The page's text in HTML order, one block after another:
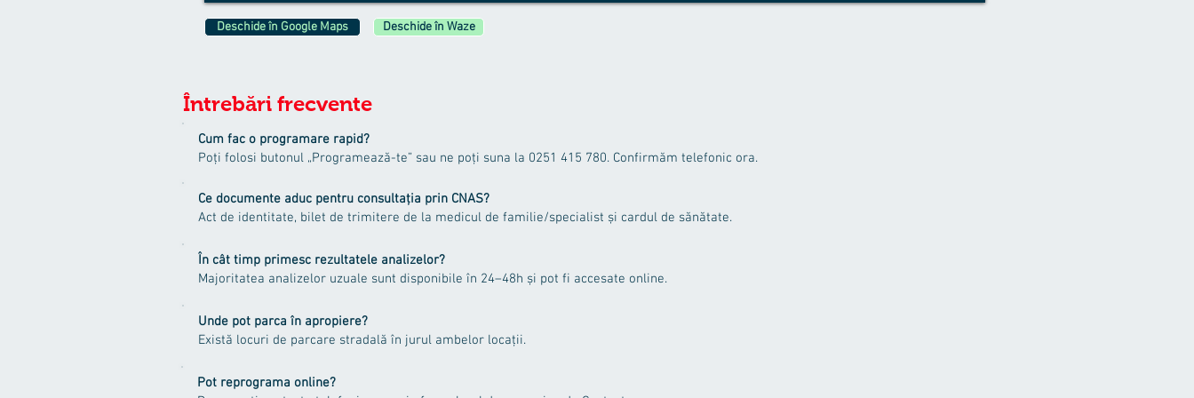
Deschide în Google Maps Deschide în Waze
Întrebări frecvente
Cum fac o programare rapid?
Poți folosi butonul „Programează-te” sau ne poți suna la 0251 415 780. Confirmăm telefonic ora.
Ce documente aduc pentru consultația prin CNAS?
Act de identitate, bilet de trimitere de la medicul de familie/specialist și cardul de sănătate.
În cât timp primesc rezultatele analizelor?
Majoritatea analizelor uzuale sunt disponibile în 24–48h și pot fi accesate online.
Unde pot parca în apropiere?
Există locuri de parcare stradală în jurul ambelor locații.
Pot reprograma online?